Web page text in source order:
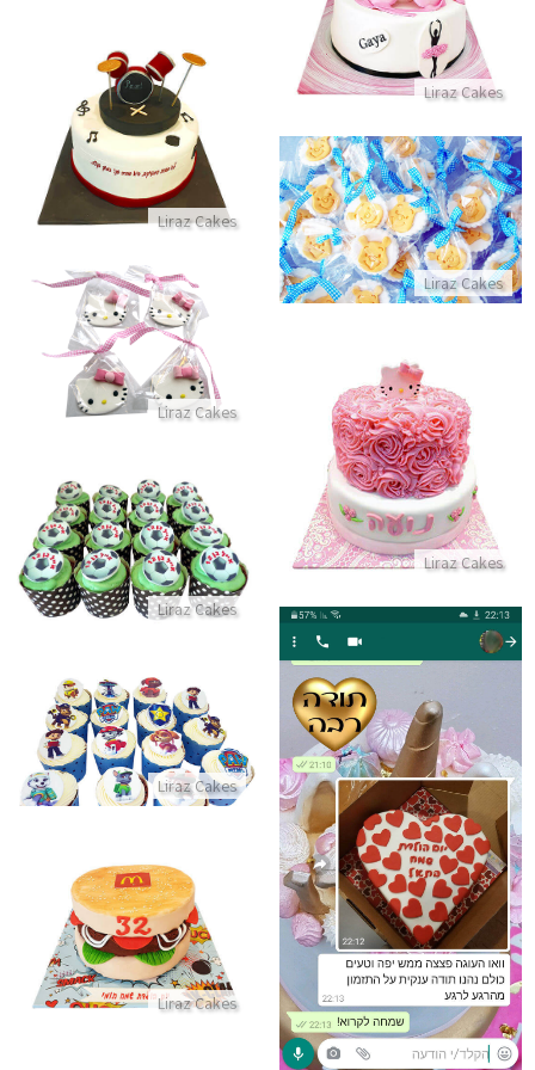
Liraz Cakes
התקשר/י
Liraz Cakes
עוגת תופים מבצק סוכר
התקשר/י
Liraz Cakes
סוכריות פו הדב
התקשר/י
Liraz Cakes
סוכריות הלו קיטי
התקשר/י
Liraz Cakes
עוגת זילוף הלו קיטי
התקשר/י
Liraz Cakes
קאפקייקס כדורגל
התקשר/י
ביקורות מלוקוחת לעוגה מדהימה בהתראה קצרה
התקשר/י
Liraz Cakes
קאפקייקס מפרץ ההרפתקאות
התקשר/י
Liraz Cakes
עוגת מקדונלדס בצורת המבורגר
התקשר/י